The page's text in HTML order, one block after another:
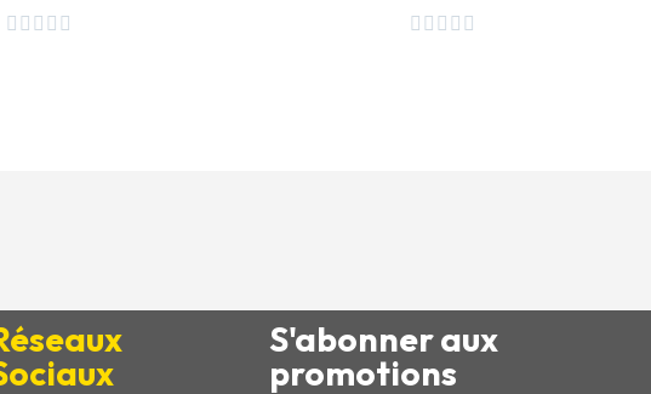
         
S'abonner aux
promotions